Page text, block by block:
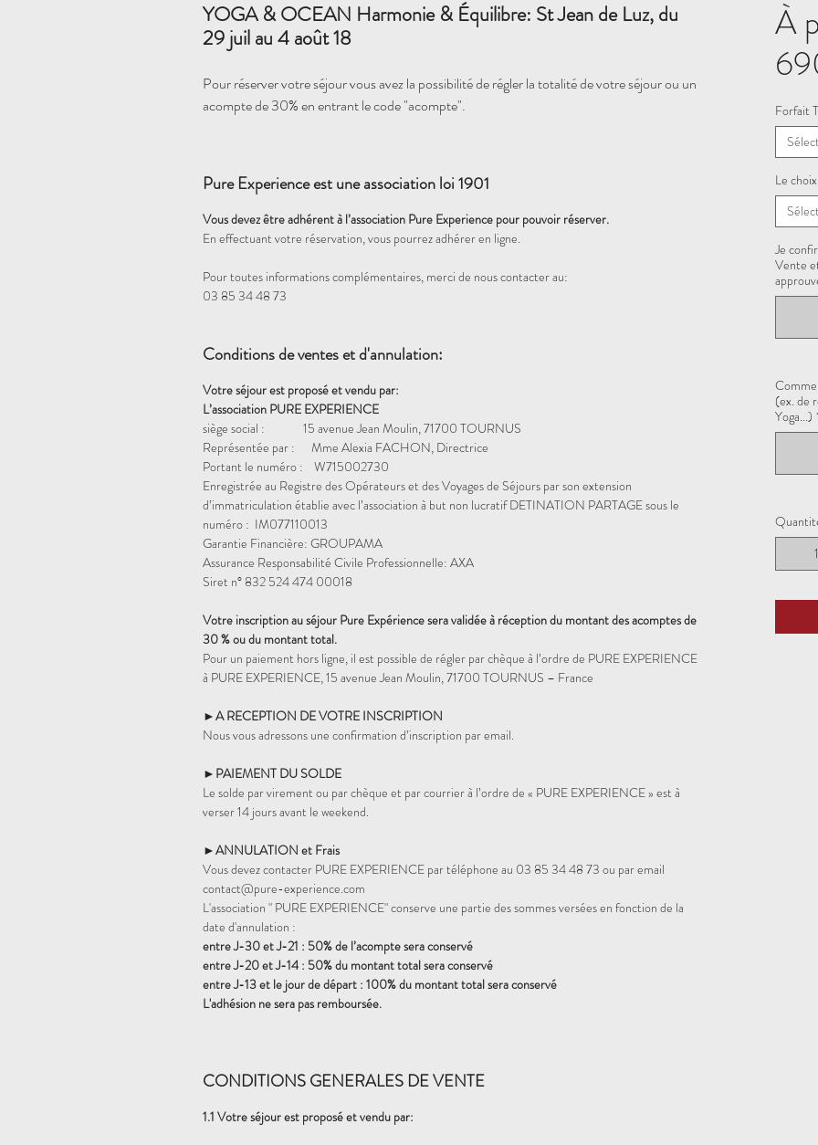
YOGA & OCEAN Harmonie & Équilibre: St Jean de Luz, du
29 juil au 4 août 18
Pour réserver votre séjour vous avez la possibilité de régler la totalité de votre séjour ou un
acompte de 30% en entrant le code "acompte".
Pure Experience est une association loi 1901
Vous devez être adhérent à l’association Pure Experience pour pouvoir réserver.
En effectuant votre réservation, vous pourrez adhérer en ligne.
Pour toutes informations complémentaires, merci de nous contacter au:
03 85 34 48 73
Conditions de ventes et d'annulation:
Votre séjour est proposé et vendu par:
L’association PURE EXPERIENCE
siège social : 15 avenue Jean Moulin, 71700 TOURNUS
Représentée par : Mme Alexia FACHON, Directrice
Portant le numéro : W715002730
Enregistrée au Registre des Opérateurs et des Voyages de Séjours par son extension
d’immatriculation établie avec l’association à but non lucratif DETINATION PARTAGE sous le
numéro : IM077110013
Garantie Financière: GROUPAMA
Assurance Responsabilité Civile Professionnelle: AXA
Siret n° 832 524 474 00018
Votre inscription au séjour Pure Expérience sera validée à réception du montant des acomptes de
30 % ou du montant total.
Pour un paiement hors ligne, il est possible de régler par chèque à l’ordre de PURE EXPERIENCE
à PURE EXPERIENCE, 15 avenue Jean Moulin, 71700 TOURNUS – France
►A RECEPTION DE VOTRE INSCRIPTION
Nous vous adressons une confirmation d’inscription par email.
►PAIEMENT DU SOLDE
Le solde par virement ou par chèque et par courrier à l’ordre de « PURE EXPERIENCE » est à
verser 14 jours avant le weekend.
►ANNULATION et Frais
Vous devez contacter PURE EXPERIENCE par téléphone au 03 85 34 48 73 ou par email
contact@pure-experience.com
L'association " PURE EXPERIENCE" conserve une partie des sommes versées en fonction de la
date d'annulation :
entre J-30 et J-21 : 50% de l’acompte sera conservé
entre J-20 et J-14 : 50% du montant total sera conservé
entre J-13 et le jour de départ : 100% du montant total sera conservé
L'adhésion ne sera pas remboursée.
CONDITIONS GENERALES DE VENTE
1.1 Votre séjour est proposé et vendu par:
À
Forfait
Le
Je
Vente
(ex. de
Yoga...)